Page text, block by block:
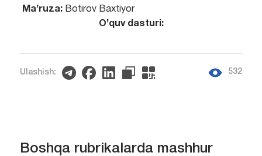
Ma’ruza:Botirov Baxtiyor
O’quv dasturi:
Ulashish: 532
Boshqa rubrikalarda mashhur